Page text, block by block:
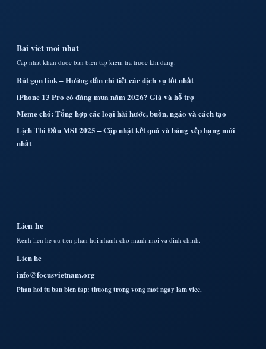
Bai viet moi nhat
Cap nhat khan duoc ban bien tap kiem tra truoc khi dang.
Rút gọn link – Hướng dẫn chi tiết các dịch vụ tốt nhất
iPhone 13 Pro có đáng mua năm 2026? Giá và hỗ trợ
Meme chó: Tổng hợp các loại hài hước, buồn, ngáo và cách tạo
Lịch Thi Đấu MSI 2025 – Cập nhật kết quả và bảng xếp hạng mới
nhất
Lien he
Kenh lien he uu tien phan hoi nhanh cho manh moi va dinh chinh.
Lien he
info@focusvietnam.org
Phan hoi tu ban bien tap: thuong trong vong mot ngay lam viec.